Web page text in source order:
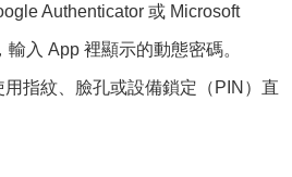
Authenticator 或 Microsoft
入 App 裡顯示的動態密碼。
指紋、臉孔或設備鎖定（PIN）直